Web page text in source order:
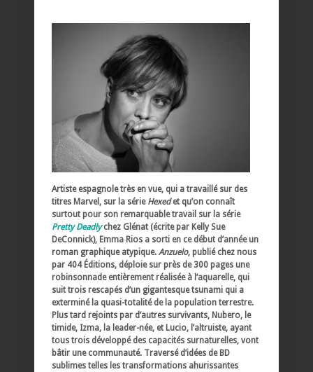
Artiste espagnole très en vue, qui a travaillé sur des
titres Marvel, sur la série Hexedet qu’on connaît
surtout pour son remarquable travail sur la série
Pretty Deadlychez Glénat (écrite par Kelly Sue
DeConnick), Emma Rios a sorti en ce début d’année un
roman graphique atypique. Anzuelo, publié chez nous
par 404 Éditions, déploie sur près de 300 pages une
robinsonnade entièrement réalisée à l’aquarelle, qui
suit trois rescapés d’un gigantesque tsunami qui a
exterminé la quasi-totalité de la population terrestre.
Plus tard rejoints par d’autres survivants, Nubero, le
timide, Izma, la leader-née, et Lucio, l’altruiste, ayant
tous trois développé des capacités surnaturelles, vont
bâtir une communauté. Traversé d’idées de BD
sublimes telles les transformations ahurissantes